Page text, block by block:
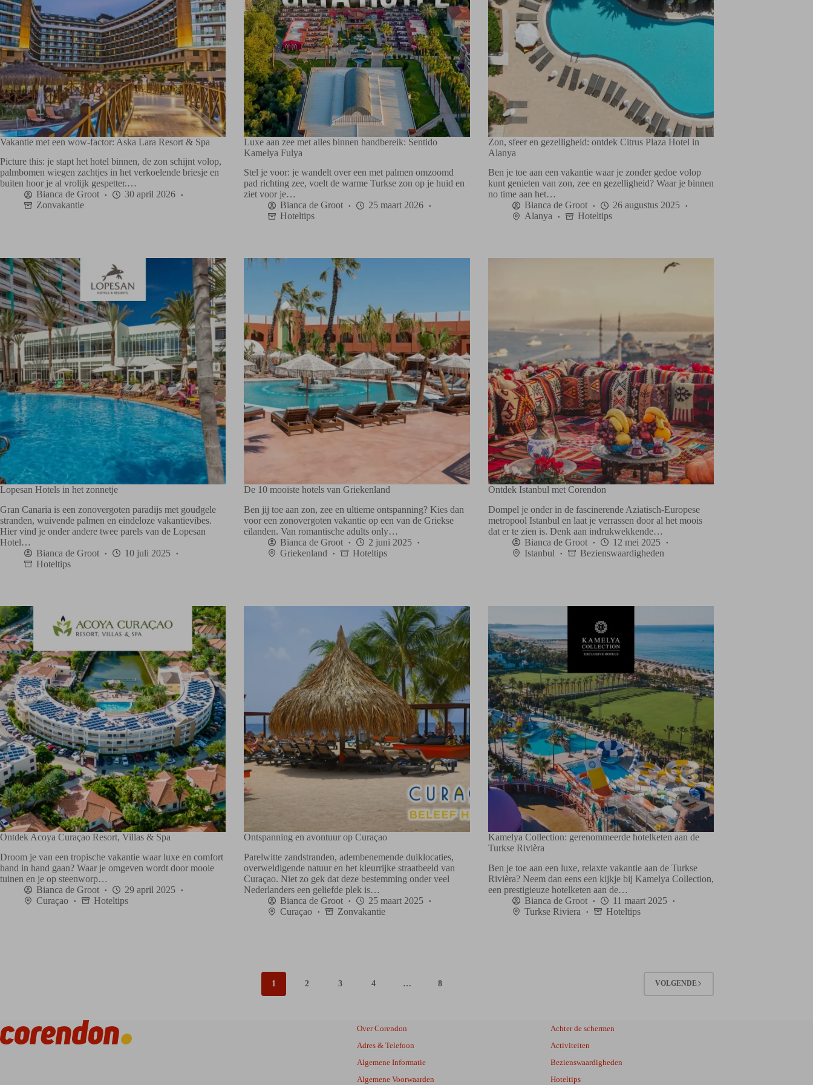
Vakantie met een wow-factor: Aska Lara Resort & Spa
Picture this: je stapt het hotel binnen, de zon schijnt volop,
palmbomen wiegen zachtjes in het verkoelende briesje en
buiten hoor je al vrolijk gespetter.…
Bianca de Groot
30 april 2026
Zonvakantie
Luxe aan zee met alles binnen handbereik: Sentido
Kamelya Fulya
Stel je voor: je wandelt over een met palmen omzoomd
pad richting zee, voelt de warme Turkse zon op je huid en
ziet voor je…
Bianca de Groot
25 maart 2026
Hoteltips
Zon, sfeer en gezelligheid: ontdek Citrus Plaza Hotel in
Alanya
Ben je toe aan een vakantie waar je zonder gedoe volop
kunt genieten van zon, zee en gezelligheid? Waar je binnen
no time aan het…
Bianca de Groot
26 augustus 2025
Alanya
Hoteltips
Lopesan Hotels in het zonnetje
Gran Canaria is een zonovergoten paradijs met goudgele
stranden, wuivende palmen en eindeloze vakantievibes.
Hier vind je onder andere twee parels van de Lopesan
Hotel…
Bianca de Groot
10 juli 2025
Hoteltips
De 10 mooiste hotels van Griekenland
Ben jij toe aan zon, zee en ultieme ontspanning? Kies dan
voor een zonovergoten vakantie op een van de Griekse
eilanden. Van romantische adults only…
Bianca de Groot
2 juni 2025
Griekenland
Hoteltips
Ontdek Istanbul met Corendon
Dompel je onder in de fascinerende Aziatisch-Europese
metropool Istanbul en laat je verrassen door al het moois
dat er te zien is. Denk aan indrukwekkende…
Bianca de Groot
12 mei 2025
Istanbul
Bezienswaardigheden
Ontdek Acoya Curaçao Resort, Villas & Spa
Droom je van een tropische vakantie waar luxe en comfort
hand in hand gaan? Waar je omgeven wordt door mooie
tuinen en je op steenworp…
Bianca de Groot
29 april 2025
Curaçao
Hoteltips
Ontspanning en avontuur op Curaçao
Parelwitte zandstranden, adembenemende duiklocaties,
overweldigende natuur en het kleurrijke straatbeeld van
Curaçao. Niet zo gek dat deze bestemming onder veel
Nederlanders een geliefde plek is…
Bianca de Groot
25 maart 2025
Curaçao
Zonvakantie
Kamelya Collection: gerenommeerde hotelketen aan de
Turkse Rivièra
Ben je toe aan een luxe, relaxte vakantie aan de Turkse
Rivièra? Neem dan eens een kijkje bij Kamelya Collection,
een prestigieuze hotelketen aan de…
Bianca de Groot
11 maart 2025
Turkse Riviera
Hoteltips
1 2 3 4 … 8 VOLGENDE
Over Corendon
Adres & Telefoon
Algemene Informatie
Algemene Voorwaarden
Achter de schermen
Activiteiten
Bezienswaardigheden
Hoteltips